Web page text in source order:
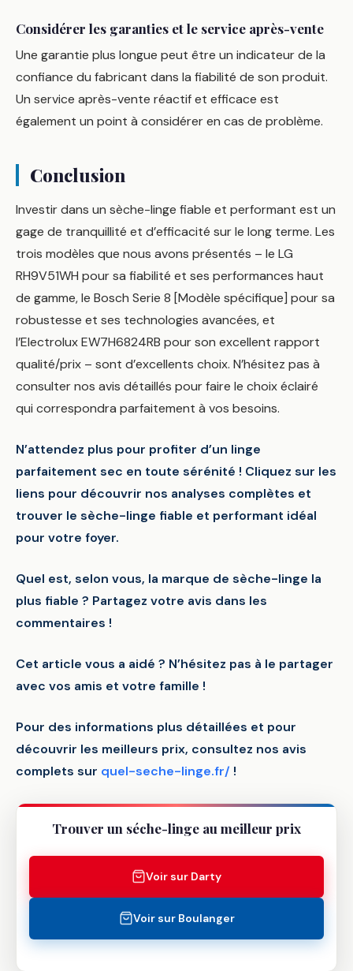
Considérer les garanties et le service après-vente
Une garantie plus longue peut être un indicateur de la
confiance du fabricant dans la fiabilité de son produit.
Un service après-vente réactif et efficace est
également un point à considérer en cas de problème.
Conclusion
Investir dans un sèche-linge fiable et performant est un
gage de tranquillité et d’efficacité sur le long terme. Les
trois modèles que nous avons présentés – le LG
RH9V51WH pour sa fiabilité et ses performances haut
de gamme, le Bosch Serie 8 [Modèle spécifique] pour sa
robustesse et ses technologies avancées, et
l’Electrolux EW7H6824RB pour son excellent rapport
qualité/prix – sont d’excellents choix. N’hésitez pas à
consulter nos avis détaillés pour faire le choix éclairé
qui correspondra parfaitement à vos besoins.
N’attendez plus pour profiter d’un linge
parfaitement sec en toute sérénité ! Cliquez sur les
liens pour découvrir nos analyses complètes et
trouver le sèche-linge fiable et performant idéal
pour votre foyer.
Quel est, selon vous, la marque de sèche-linge la
plus fiable ? Partagez votre avis dans les
commentaires !
Cet article vous a aidé ? N’hésitez pas à le partager
avec vos amis et votre famille !
Pour des informations plus détaillées et pour
découvrir les meilleurs prix, consultez nos avis
complets sur quel-seche-linge.fr/ !
Trouver un séche-linge au meilleur prix
Voir sur Darty
Voir sur Boulanger